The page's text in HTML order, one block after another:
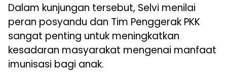
Dalam kunjungan tersebut, Selvi menilai
peran posyandu dan Tim Penggerak PKK
sangat penting untuk meningkatkan
kesadaran masyarakat mengenai manfaat
imunisasi bagi anak.